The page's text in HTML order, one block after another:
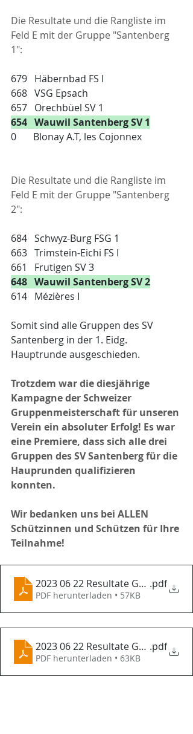
Die Resultate und die Rangliste im
Feld E mit der Gruppe "Santenberg
1":
679   Häbernbad FS I
668   VSG Epsach
657   Orechbüel SV 1
654   Wauwil Santenberg SV 1
0       Blonay A.T, les Cojonnex
Die Resultate und die Rangliste im
Feld E mit der Gruppe "Santenberg
2":
684   Schwyz-Burg FSG 1
663   Trimstein-Eichi FS I
661   Frutigen SV 3
648   Wauwil Santenberg SV 2
614   Mézières I
Somit sind alle Gruppen des SV
Santenberg in der 1. Eidg.
Hauptrunde ausgeschieden.
Trotzdem war die diesjährige
Kampagne der Schweizer
Gruppenmeisterschaft für unseren
Verein ein absoluter Erfolg! Es war
eine Premiere, dass sich alle drei
Gruppen des SV Santenberg für die
Hauprunden qualifizieren
konnten.
Wir bedanken uns bei ALLEN
Schützinnen und Schützen für Ihre
Teilnahme!
2023 06 22 Resultate GM300 - Feld
.pdf
PDF herunterladen • 57KB
2023 06 22 Resultate GM300 - Feld
.pdf
PDF herunterladen • 63KB